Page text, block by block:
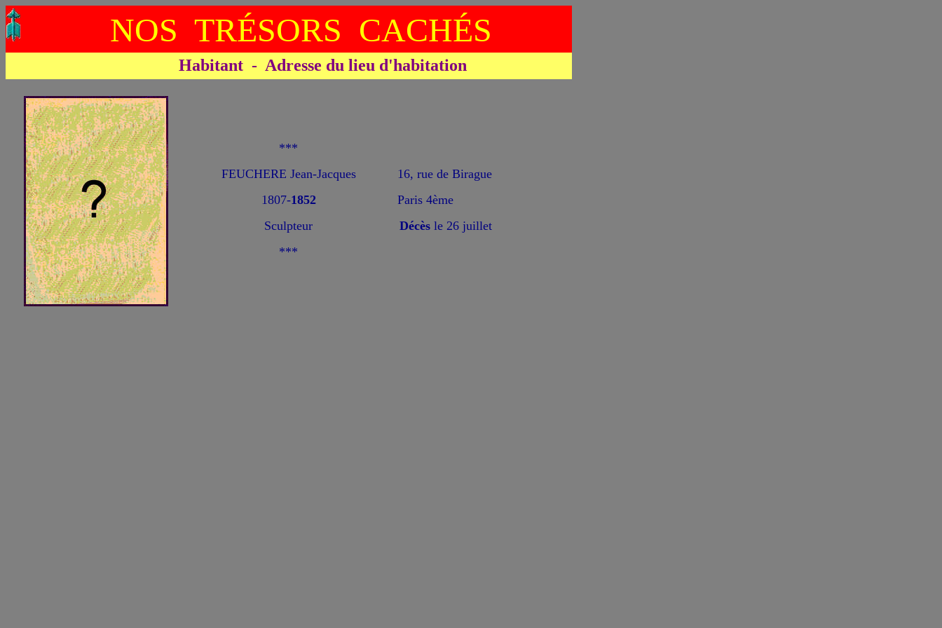
NOS TRÉSORS CACHÉS
Habitant - Adresse du lieu d'habitation
***
FEUCHERE Jean-Jacques
1807-1852
Sculpteur
***
16, rue de Birague
Paris 4ème
Décès le 26 juillet